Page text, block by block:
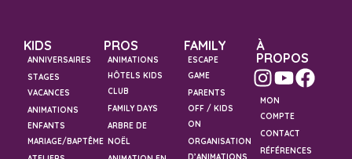
KIDS
ANNIVERSAIRES
STAGES
VACANCES
ANIMATIONS
ENFANTS
MARIAGE/BAPTÊME
PROS
ANIMATIONS
HÔTELS KIDS
CLUB
FAMILY DAYS
ARBRE DE
NOËL
FAMILY
ESCAPE
GAME
PARENTS
OFF / KIDS
ON
ORGANISATION
D’ANIMATIONS
À
PROPOS
MON
COMPTE
CONTACT
RÉFÉRENCES